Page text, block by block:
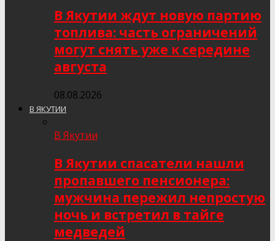
В Якутии ждут новую партию
топлива: часть ограничений
могут снять уже к середине
августа
08.08.2026
В ЯКУТИИ
В Якутии
В Якутии спасатели нашли
пропавшего пенсионера:
мужчина пережил непростую
ночь и встретил в тайге
медведей